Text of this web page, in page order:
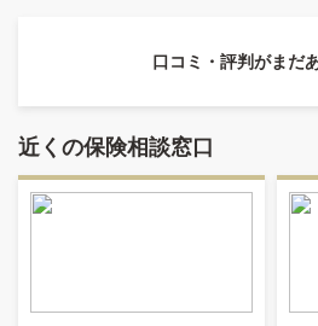
口コミ・評判がまだ
近くの保険相談窓口